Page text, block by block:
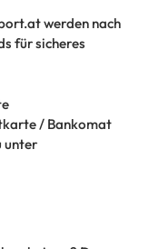
werden nach
für sicheres
/ Bankomat
unter